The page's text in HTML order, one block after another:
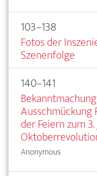
103–138
Fotos der
Szenenfolge
140–141
Ausschmückung
der Feiern zum
Anonymous